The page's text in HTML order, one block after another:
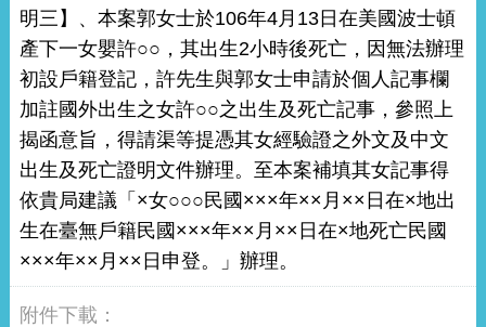
明三】、本案郭女士於106年4月13日在美國波士頓
產下一女嬰許○○，其出生2小時後死亡，因無法辦理
初設戶籍登記，許先生與郭女士申請於個人記事欄
加註國外出生之女許○○之出生及死亡記事，參照上
揭函意旨，得請渠等提憑其女經驗證之外文及中文
出生及死亡證明文件辦理。至本案補填其女記事得
依貴局建議「×女○○○民國×××年××月××日在×地出
生在臺無戶籍民國×××年××月××日在×地死亡民國
×××年××月××日申登。」辦理。